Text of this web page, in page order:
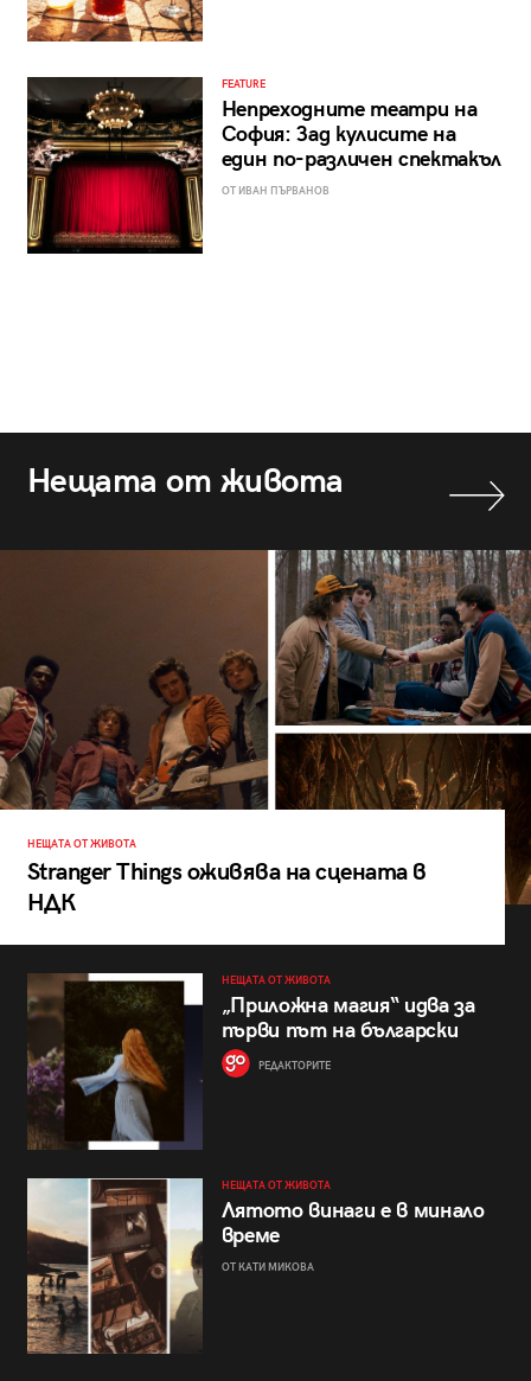
FEATURE
Непреходните театри на
София: Зад кулисите на
един по-различен спектакъл
ОТ ИВАН ПЪРВАНОВ
Нещата от живота
НЕЩАТА ОТ ЖИВОТА
Stranger Things оживява на сцената в
НДК
НЕЩАТА ОТ ЖИВОТА
„Приложна магия“ идва за
първи път на български
РЕДАКТОРИТЕ
НЕЩАТА ОТ ЖИВОТА
Лятото винаги е в минало
време
ОТ КАТИ МИКОВА